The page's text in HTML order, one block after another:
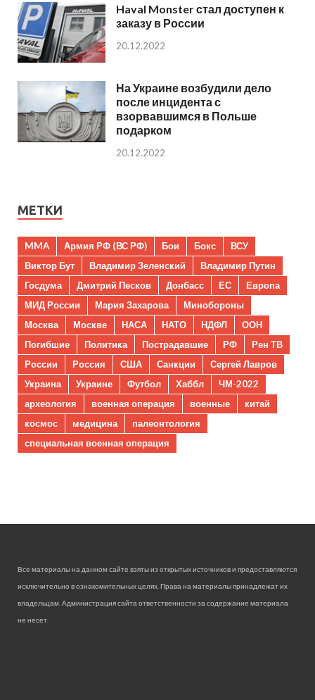
Haval Monster стал доступен к
заказу в России
20.12.2022
На Украине возбудили дело
после инцидента с
взорвавшимся в Польше
подарком
20.12.2022
МЕТКИ
MMA Армия РФ (ВС РФ) Бои Бокс
ВСУ
Виктор Бут
Владимир Зеленский
Владимир Путин
Госдума
Дмитрий Песков Донбасс ЕС
Европа
МИД России
Мария Захарова
Минобороны
Москва
Москве НАСА НАТО НДФЛ
ООН
Погибшие
Политика Пострадавшие РФ
Рен ТВ
России
Россия США Санкции
Сергей Лавров
Украина
Украине Футбол Хаббл
ЧМ-2022
археология
военная операция военные
китай
космос
медицина
палеонтология
специальная военная операция
Все материалы на данном сайте взяты из открытых источников и предоставляются
исключительно в ознакомительных целях. Права на материалы принадлежат их
владельцам. Администрация сайта ответственности за содержание материала
не несет.